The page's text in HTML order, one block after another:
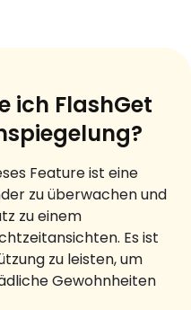
ich FlashGet
Feature ist eine
zu überwachen und
zu einem
Es ist
zu leisten, um
Gewohnheiten